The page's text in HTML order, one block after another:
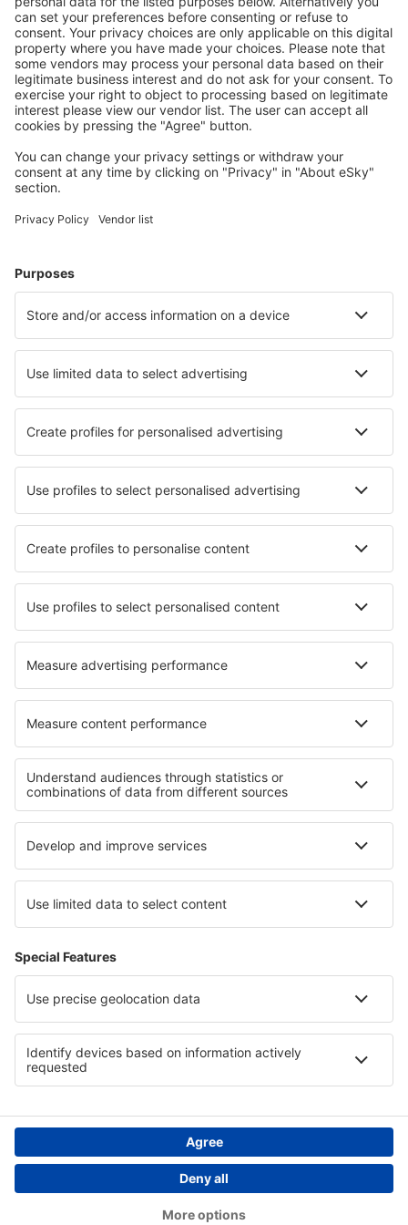
Descarcă aplicația noastrăși organizează-ţi
convenabil călătoriile
Planifică-ți călătoria
Bilete de avion
Zbor+Hotel
Află mai multe
Companii aeriene
Wizz Air
Lufthansa
Despre eSky
Cariere
Termeni şi condiţii
Rezervările mele
Politica de Confidențialitate
Politică cookie
Asistenţă şi contact
Țări
Siteuri internaționale
eSky.eu eSky.com eDestinos.com